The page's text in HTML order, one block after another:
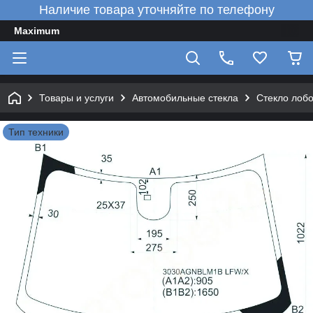
Наличие товара уточняйте по телефону
Maximum
Товары и услуги Автомобильные стекла Стекло
Тип техники